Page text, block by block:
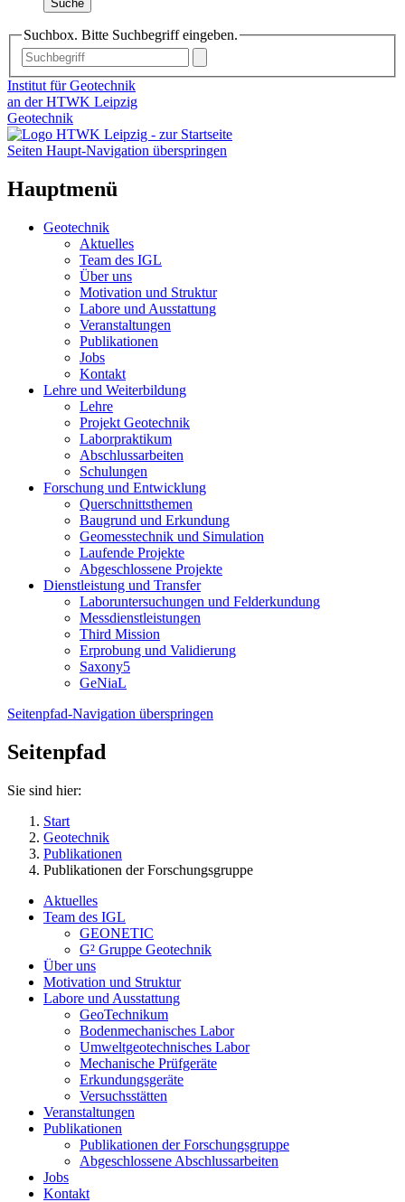
Suche
Suchbox. Bitte Suchbegriff eingeben.
Institut für Geotechnik
an der HTWK Leipzig
Geotechnik
Seiten Haupt-Navigation überspringen
Hauptmenü
Geotechnik
Aktuelles
Team des IGL
Über uns
Motivation und Struktur
Labore und Ausstattung
Veranstaltungen
Publikationen
Jobs
Kontakt
Lehre und Weiterbildung
Lehre
Projekt Geotechnik
Laborpraktikum
Abschlussarbeiten
Schulungen
Forschung und Entwicklung
Querschnittsthemen
Baugrund und Erkundung
Geomesstechnik und Simulation
Laufende Projekte
Abgeschlossene Projekte
Dienstleistung und Transfer
Laboruntersuchungen und Felderkundung
Messdienstleistungen
Third Mission
Erprobung und Validierung
Saxony5
GeNiaL
Seitenpfad-Navigation überspringen
Seitenpfad
Sie sind hier:
Start
Geotechnik
Publikationen
Publikationen der Forschungsgruppe
Aktuelles
Team des IGL
GEONETIC
G² Gruppe Geotechnik
Über uns
Motivation und Struktur
Labore und Ausstattung
GeoTechnikum
Bodenmechanisches Labor
Umweltgeotechnisches Labor
Mechanische Prüfgeräte
Erkundungsgeräte
Versuchsstätten
Veranstaltungen
Publikationen
Publikationen der Forschungsgruppe
Abgeschlossene Abschlussarbeiten
Jobs
Kontakt